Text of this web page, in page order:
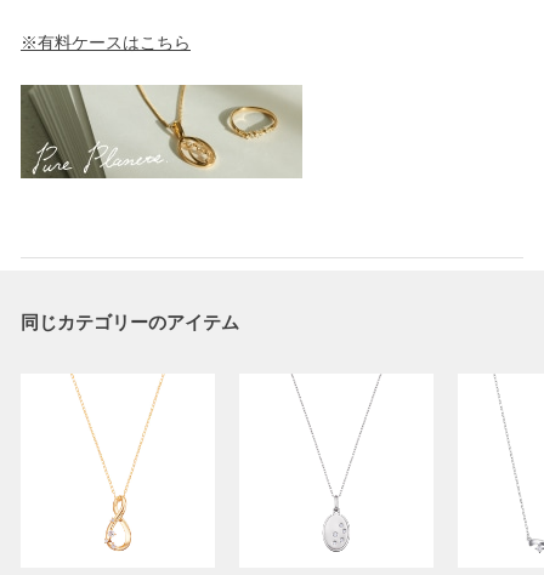
※有料ケースはこちら
同じカテゴリーのアイテム